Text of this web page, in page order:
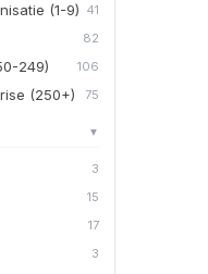
(1-9) 41
82
249) 106
(250+) 75
▼
3
15
17
3